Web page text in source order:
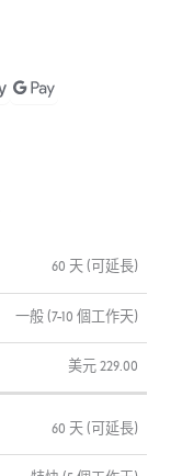
60 天 (可延長)
一般 (7-10 個工作天)
美元229.00
60 天 (可延長)